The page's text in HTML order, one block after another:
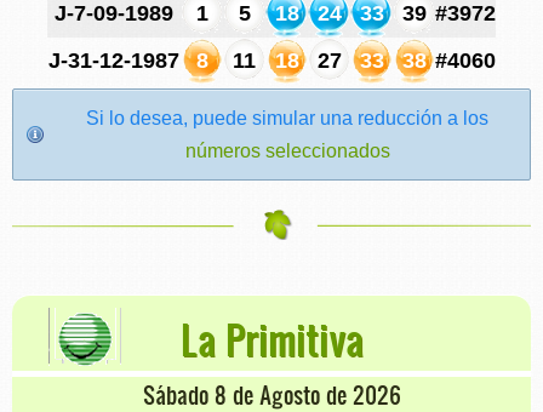
J-7-09-1989
1 5 18 24 33 39 #3972
J-31-12-1987
8 11 18 27 33 38 #4060
Si lo desea, puede simular una reducción a los
números seleccionados
La Primitiva
Sábado 8 de Agosto de 2026